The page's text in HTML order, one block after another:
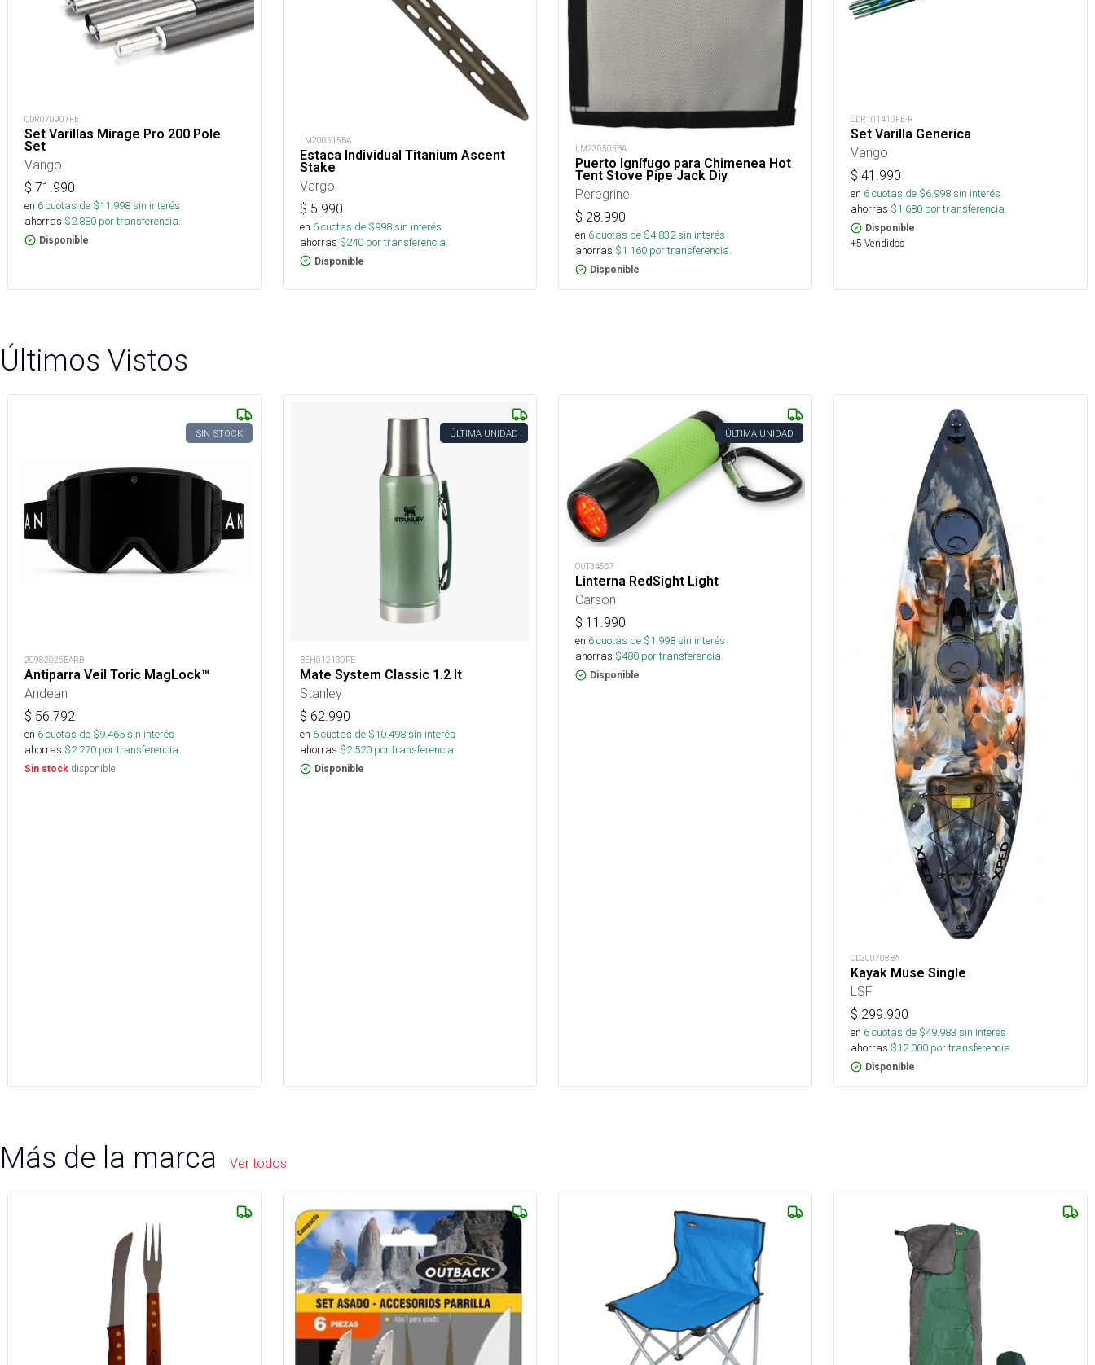
ODR070907FE
Set Varillas Mirage Pro 200 Pole
Set
Vango
$ 71.990
en 6cuotas de $11.998sin interés
ahorras $2.880 por transferencia.
Disponible
LM200515BA
Estaca Individual Titanium Ascent
Stake
Vargo
$ 5.990
en 6cuotas de $998sin interés
ahorras $240 por transferencia.
Disponible
LM230505BA
Puerto Ignífugo para Chimenea Hot
Tent Stove Pipe Jack Diy
Peregrine
$ 28.990
en 6cuotas de $4.832sin interés
ahorras $1.160 por transferencia.
Disponible
ODR101410FE-R
Set Varilla Generica
Vango
$ 41.990
en 6cuotas de $6.998sin interés
ahorras $1.680 por transferencia.
Disponible
+5 Vendidos
Últimos Vistos
SIN STOCK
20982026BARB
Antiparra Veil Toric MagLock™
Andean
$ 56.792
en 6cuotas de $9.465sin interés
ahorras $2.270 por transferencia.
Sin stock disponible
ÚLTIMA UNIDAD
BEH012130FE
Mate System Classic 1.2 lt
Stanley
$ 62.990
en 6cuotas de $10.498sin interés
ahorras $2.520 por transferencia.
Disponible
ÚLTIMA UNIDAD
OUT34567
Linterna RedSight Light
Carson
$ 11.990
en 6cuotas de $1.998sin interés
ahorras $480 por transferencia.
Disponible
OD300708BA
Kayak Muse Single
LSF
$ 299.900
en 6cuotas de $49.983 sin interés
ahorras $12.000 por transferencia.
Disponible
Más de la marca Ver todos